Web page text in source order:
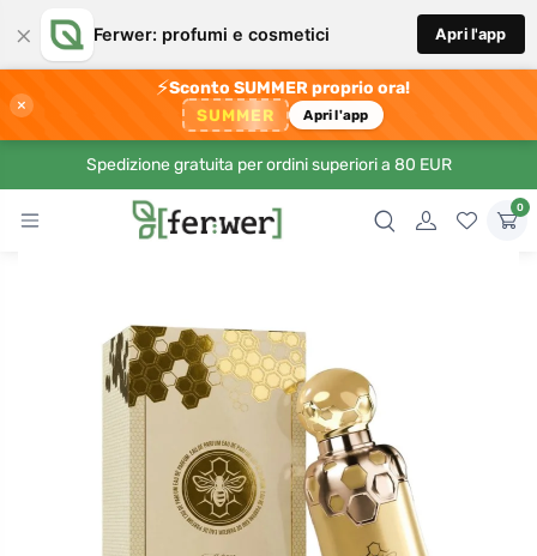
× Ferwer: profumi e cosmetici Apri l'app
×
⚡Sconto SUMMER proprio ora!
SUMMER Apri l'app
Spedizione gratuita per ordini superiori a 80 EUR
0